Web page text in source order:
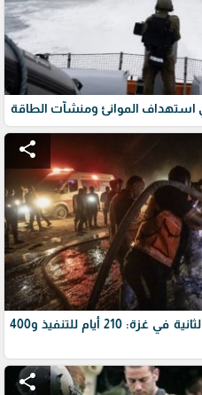
استهداف الموانئ ومنشآت الطاقة
share
تفاصيل جديدة حول اتفاق المرحلة الثانية في غزة: 210 أيام للتنفيذ و400
share